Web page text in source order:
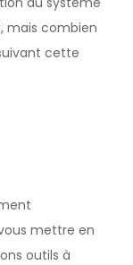
mais combien
cette
mettre en
outils à